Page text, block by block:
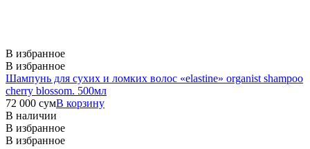
В избранное
В избранное
Шампунь для сухих и ломких волос «elastine» organist shampoo
cherry blossom. 500мл
72 000 сумВ корзину
В наличии
В избранное
В избранное